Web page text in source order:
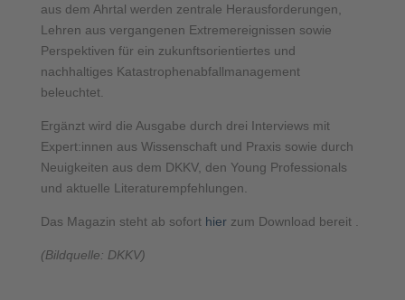
aus dem Ahrtal werden zentrale Herausforderungen,
Lehren aus vergangenen Extremereignissen sowie
Perspektiven für ein zukunftsorientiertes und
nachhaltiges Katastrophenabfallmanagement
beleuchtet.
Ergänzt wird die Ausgabe durch drei Interviews mit
Expert:innen aus Wissenschaft und Praxis sowie durch
Neuigkeiten aus dem DKKV, den Young Professionals
und aktuelle Literaturempfehlungen.
Das Magazin steht ab sofort hierzum Download bereit .
(Bildquelle: DKKV)